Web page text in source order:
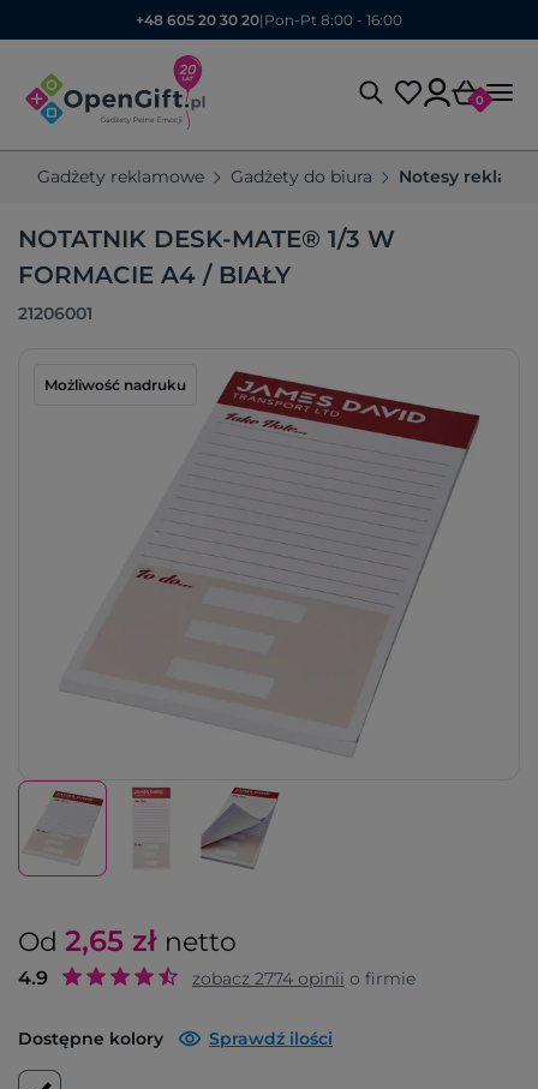
+48 605 20 30 20| Pon-Pt 8:00 - 16:00
0
Gadżety reklamowe Gadżety do biura Notesy
NOTATNIK DESK-MATE® 1/3 W
FORMACIE A4 / BIAŁY
21206001
Możliwość nadruku
Od 2,65 zł netto
4.9 zobacz 2774 opinii o firmie
Dostępne kolory Sprawdź ilości